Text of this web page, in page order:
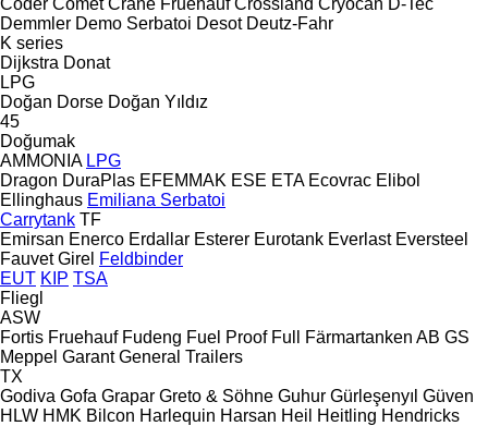
Demmler Demo Serbatoi Desot Deutz-Fahr
K series
Dijkstra Donat
LPG
Doğan Dorse Doğan Yıldız
45
Doğumak
AMMONIA LPG
Dragon DuraPlas EFEMMAK ESE ETA Ecovrac Elibol
Ellinghaus Emiliana Serbatoi
Carrytank TF
Emirsan Enerco Erdallar Esterer Eurotank Everlast Eversteel
Fauvet Girel Feldbinder
EUT KIP TSA
Fliegl
ASW
Fortis Fruehauf Fudeng Fuel Proof Full Färmartanken AB GS
Meppel Garant General Trailers
TX
Godiva Gofa Grapar Greto & Söhne Guhur Gürleşenyıl Güven
HLW HMK Bilcon Harlequin Harsan Heil Heitling Hendricks